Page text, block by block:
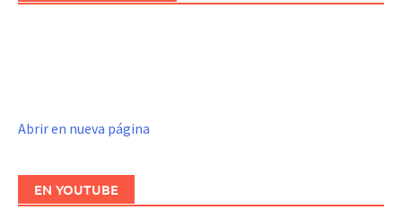
Abrir en nueva página
EN YOUTUBE